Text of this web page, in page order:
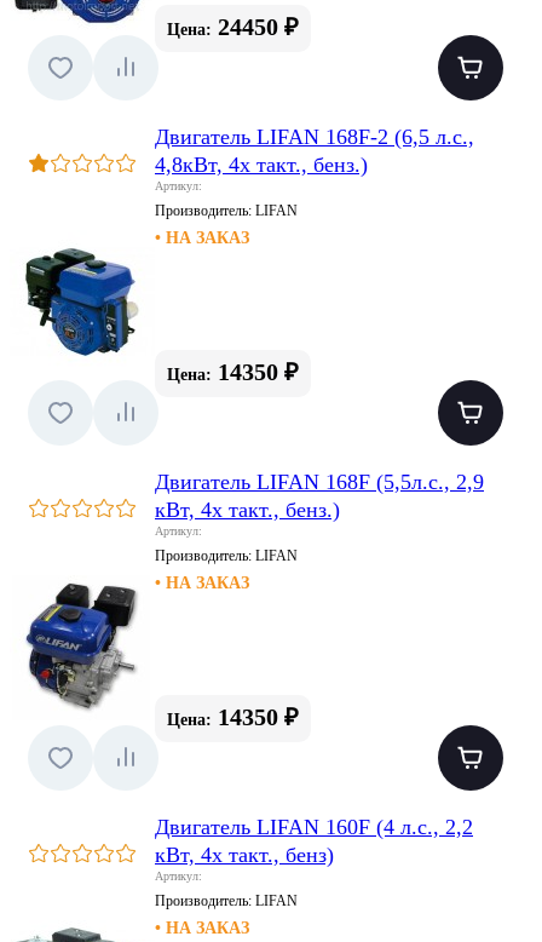
Цена: 24450 ₽
Двигатель LIFAN 168F-2 (6,5 л.с.,
4,8кВт, 4х такт., бенз.)
Артикул:
Производитель: LIFAN
• НА ЗАКАЗ
Цена: 14350 ₽
Двигатель LIFAN 168F (5,5л.с., 2,9
кВт, 4х такт., бенз.)
Артикул:
Производитель: LIFAN
• НА ЗАКАЗ
Цена: 14350 ₽
Двигатель LIFAN 160F (4 л.с., 2,2
кВт, 4х такт., бенз)
Артикул:
Производитель: LIFAN
• НА ЗАКАЗ